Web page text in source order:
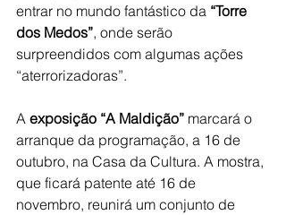
entrar no mundo fantástico da “Torre
dos Medos”, onde serão
surpreendidos com algumas ações
“aterrorizadoras”.
A exposição “A Maldição” marcará o
arranque da programação, a 16 de
outubro, na Casa da Cultura. A mostra,
que ficará patente até 16 de
novembro, reunirá um conjunto de